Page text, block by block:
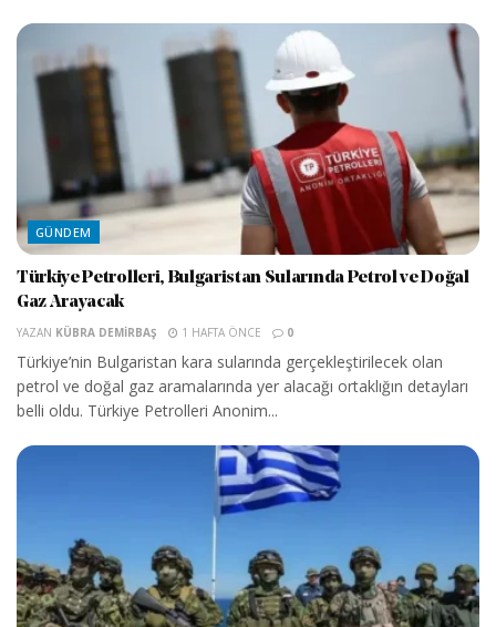
GÜNDEM
Türkiye Petrolleri, Bulgaristan Sularında Petrol ve Doğal
Gaz Arayacak
YAZAN KÜBRA DEMIRBAŞ 1 HAFTA ÖNCE 0
Türkiye’nin Bulgaristan kara sularında gerçekleştirilecek olan
petrol ve doğal gaz aramalarında yer alacağı ortaklığın detayları
belli oldu. Türkiye Petrolleri Anonim...